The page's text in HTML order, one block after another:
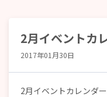
2月イベントカ
2017年01月30日
2月イベントカレンダ